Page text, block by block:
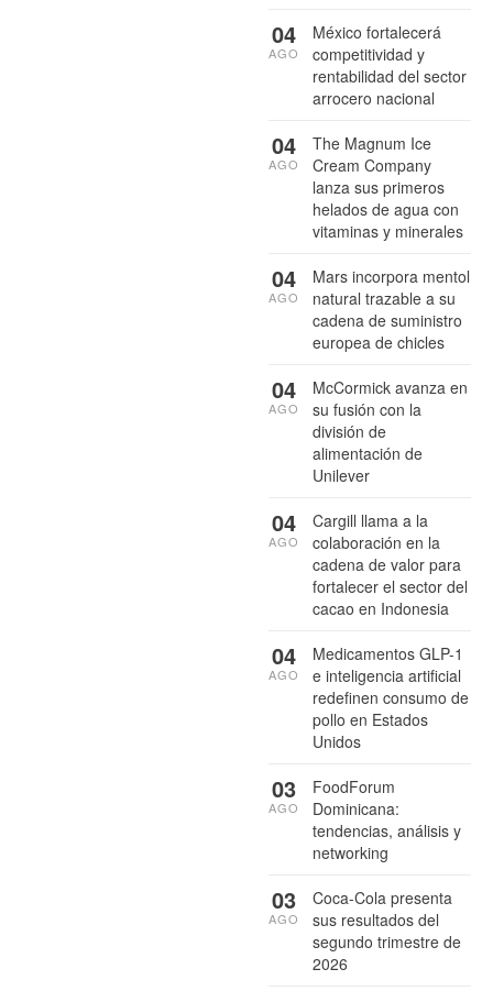
México fortalecerá
competitividad y
rentabilidad del sector
arrocero nacional
04
AGO
The Magnum Ice
Cream Company
lanza sus primeros
helados de agua con
vitaminas y minerales
04
AGO
Mars incorpora mentol
natural trazable a su
cadena de suministro
europea de chicles
04
AGO
McCormick avanza en
su fusión con la
división de
alimentación de
Unilever
04
AGO
Cargill llama a la
colaboración en la
cadena de valor para
fortalecer el sector del
cacao en Indonesia
04
AGO
Medicamentos GLP-1
e inteligencia artificial
redefinen consumo de
pollo en Estados
Unidos
04
AGO
FoodForum
Dominicana:
tendencias, análisis y
networking
03
AGO
Coca-Cola presenta
sus resultados del
segundo trimestre de
2026
03
AGO